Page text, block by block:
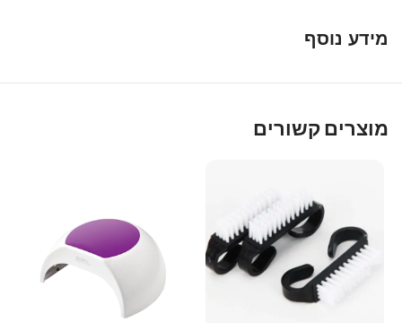
Copy
Link
Emailמידע נוסף
מוצרים קשורים